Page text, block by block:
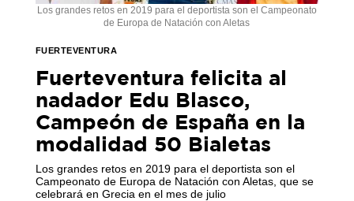
Los grandes retos en 2019 para el deportista son el Campeonato
de Europa de Natación con Aletas
FUERTEVENTURA
Fuerteventura felicita al
nadador Edu Blasco,
Campeón de España en la
modalidad 50 Bialetas
Los grandes retos en 2019 para el deportista son el
Campeonato de Europa de Natación con Aletas, que se
celebrará en Grecia en el mes de julio